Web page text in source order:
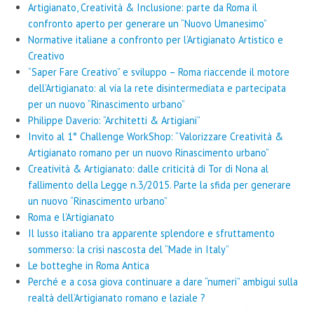
Artigianato, Creatività & Inclusione: parte da Roma il
confronto aperto per generare un “Nuovo Umanesimo”
Normative italiane a confronto per l’Artigianato Artistico e
Creativo
“Saper Fare Creativo” e sviluppo – Roma riaccende il motore
dell’Artigianato: al via la rete disintermediata e partecipata
per un nuovo “Rinascimento urbano”
Philippe Daverio: “Architetti & Artigiani”
Invito al 1° Challenge WorkShop: “Valorizzare Creatività &
Artigianato romano per un nuovo Rinascimento urbano”
Creatività & Artigianato: dalle criticità di Tor di Nona al
fallimento della Legge n.3/2015. Parte la sfida per generare
un nuovo “Rinascimento urbano”
Roma e l’Artigianato
Il lusso italiano tra apparente splendore e sfruttamento
sommerso: la crisi nascosta del “Made in Italy”
Le botteghe in Roma Antica
Perché e a cosa giova continuare a dare “numeri” ambigui sulla
realtà dell’Artigianato romano e laziale ?